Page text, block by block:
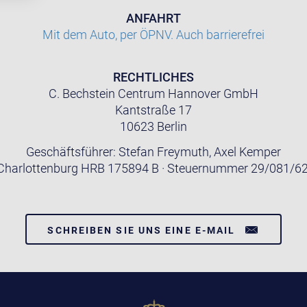
ANFAHRT
Mit dem Auto, per ÖPNV. Auch barrierefrei
RECHTLICHES
C. Bechstein Centrum Hannover GmbH
Kantstraße 17
10623 Berlin
Geschäftsführer: Stefan Freymuth, Axel Kemper
HRB 175894 B · Steuernummer 29/081/
SCHREIBEN SIE UNS EINE E-MAIL